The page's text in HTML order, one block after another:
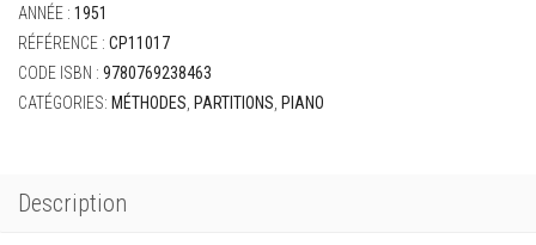
1er
volume
ANNÉE : 1951
RÉFÉRENCE : CP11017
CODE ISBN : 9780769238463
CATÉGORIES: MÉTHODES, PARTITIONS, PIANO
Description